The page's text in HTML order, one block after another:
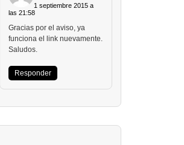
1 septiembre 2015 a
las 21:58
Gracias por el aviso, ya
funciona el link nuevamente.
Saludos.
Responder